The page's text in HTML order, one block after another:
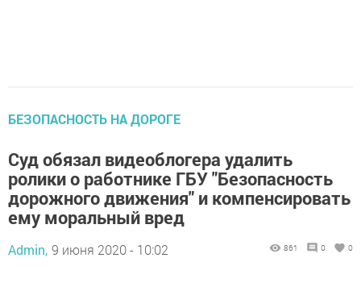
БЕЗОПАСНОСТЬ НА ДОРОГЕ
Суд обязал видеоблогера удалить
ролики о работнике ГБУ "Безопасность
дорожного движения" и компенсировать
ему моральный вред
Admin, 9 июня 2020 - 10:02 861 0 0